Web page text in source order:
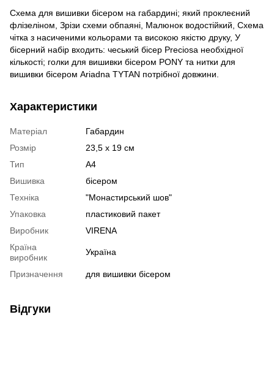
Схема для вишивки бісером на габардині; який проклеєний
флізеліном, Зрізи схеми обпаяні, Малюнок водостійкий, Схема
чітка з насиченими кольорами та високою якістю друку, У
бісерний набір входить: чеський бісер Preciosa необхідної
кількості; голки для вишивки бісером PONY та нитки для
вишивки бісером Ariadna TYTAN потрібної довжини.
Характеристики
Матеріал
Габардин
Розмір
23,5 х 19 см
Тип
А4
Вишивка
бісером
Техніка
"Монастирський шов"
Упаковка
пластиковий пакет
Виробник
VIRENA
Країна
виробник
Україна
Призначення для вишивки бісером
Відгуки